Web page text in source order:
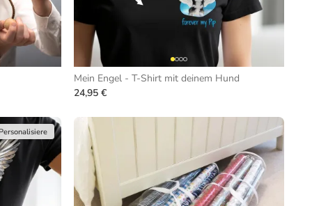
Mein Engel - T-Shirt mit deinem Hund
24,95 €